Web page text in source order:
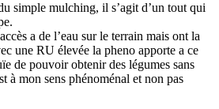
simple mulching, il s’agit d’un tout qui
a de l’eau sur le terrain mais ont la
une RU élevée la pheno apporte a ce
de pouvoir obtenir des légumes sans
à mon sens phénoménal et non pas